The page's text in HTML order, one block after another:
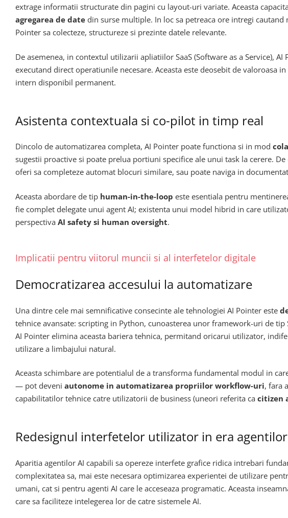
extrage informatii structurate din pagini cu layout-uri variate. Aceasta
agregarea de date din surse multiple. In loc sa petreaca ore intregi
Pointer sa colecteze, structureze si prezinte datele relevante.
De asemenea, in contextul utilizarii apliatiilor SaaS (Software as a Service), AI
executand direct operatiunile necesare. Aceasta este deosebit de valoroasa
intern disponibil permanent.
Asistenta contextuala si co-pilot in timp real
Dincolo de automatizarea completa, AI Pointer poate functiona si in mod
sugestii proactive si poate prelua portiuni specifice ale unui task la cerere.
oferi sa completeze automat blocuri similare, sau poate naviga in
Aceasta abordare de tip human-in-the-loop este esentiala pentru
fie complet delegate unui agent AI; existenta unui model hibrid in care
perspectiva AI safety si human oversight.
Implicatii pentru viitorul muncii si al interfetelor digitale
Democratizarea accesului la automatizare
Una dintre cele mai semnificative consecinte ale tehnologiei AI Pointer este
tehnice avansate: scripting in Python, cunoasterea unor framework-uri de
AI Pointer elimina aceasta bariera tehnica, permitand oricarui utilizator,
utilizare a limbajului natural.
Aceasta schimbare are potentialul de a transforma fundamental modul in
— pot deveni autonome in automatizarea propriilor workflow-uri, fara
capabilitatilor tehnice catre utilizatorii de business (uneori referita ca citizen
Redesignul interfetelor utilizator in era
Aparitia agentilor AI capabili sa opereze interfete grafice ridica intrebari
complexitatea sa, mai este necesara optimizarea experientei de utilizare
umani, cat si pentru agenti AI care le acceseaza programatic. Aceasta
care sa faciliteze intelegerea lor de catre sistemele AI.